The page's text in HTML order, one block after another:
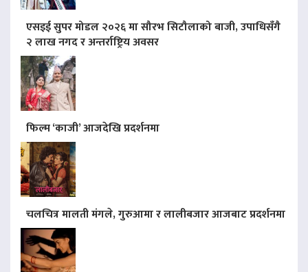
एसइई सुपर मोडल २०२६ मा सौरभ सिटौलाको बाजी, उपाधिसँगै
२ लाख नगद र अन्तर्राष्ट्रिय अवसर
फिल्म ‘काजी’ आजदेखि प्रदर्शनमा
चलचित्र मालती मंगले, गुरुआमा र लालीबजार आजबाट प्रदर्शनमा